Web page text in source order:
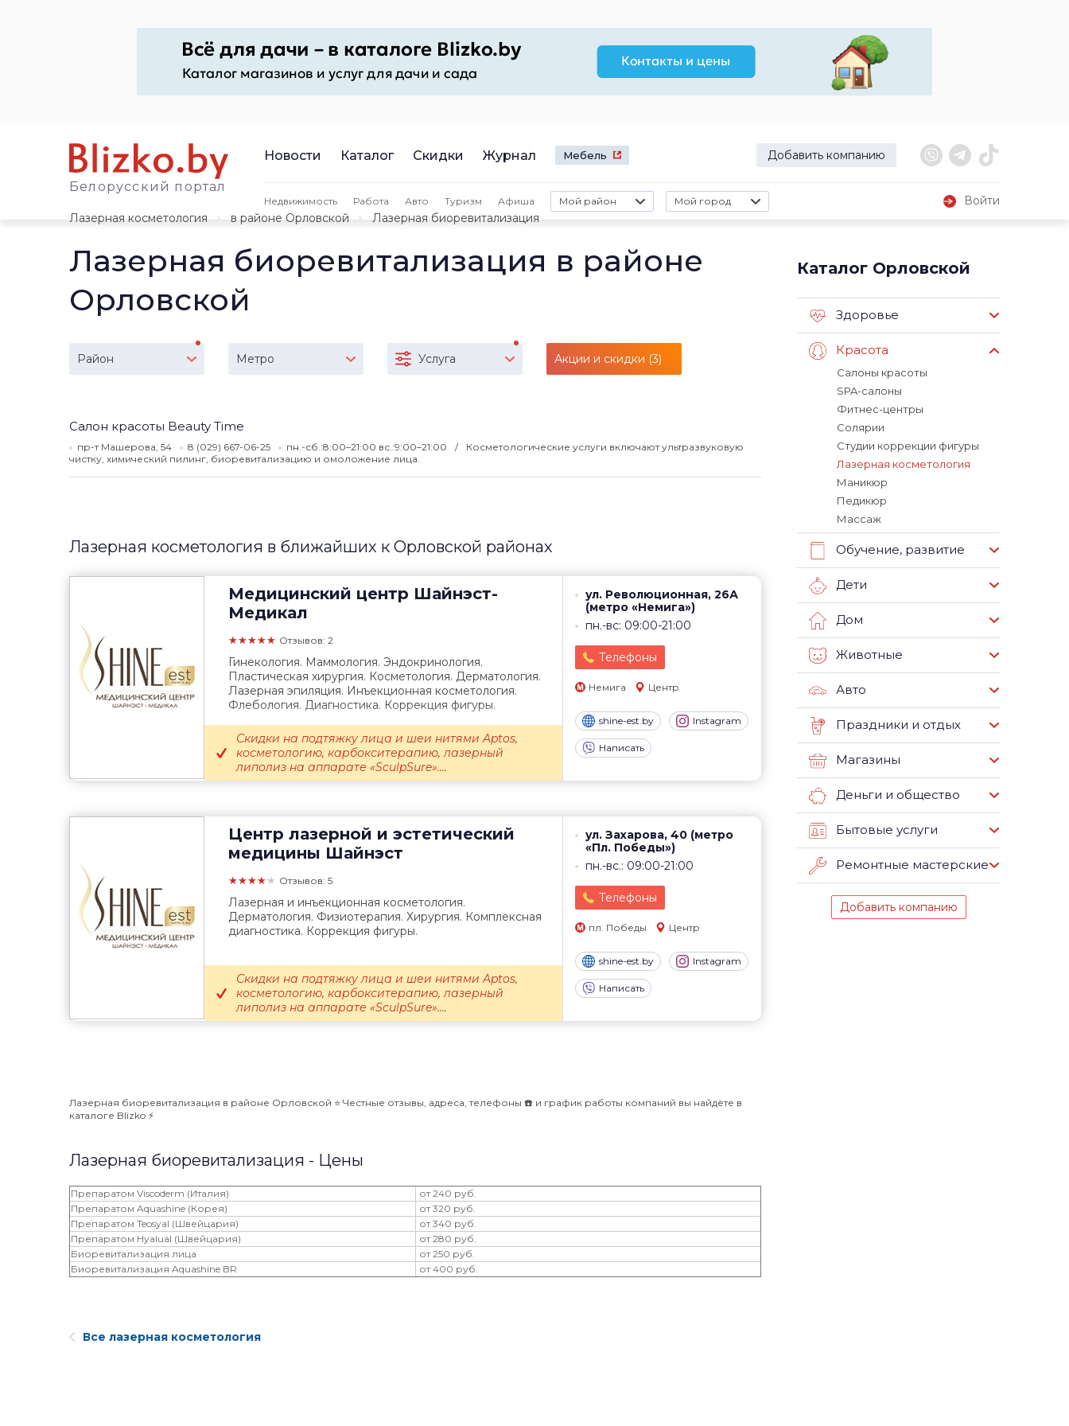
Белорусский портал
Новости Каталог Скидки Журнал Мебель Добавить компанию
Недвижимость Работа Авто Туризм Афиша Мой район Мой город
Войти
Лазерная косметология
в районе Орловской Лазерная биоревитализация
Лазерная биоревитализация в районе
Орловской
Район Метро Услуга Акции и скидки (3)
Салон красоты Beauty Time
пр-т Машерова, 54 8 (029) 667-06-25 пн.-сб.:8:00–21:00 вс.:9:00–21:00
Косметологические услуги включают ультразвуковую
чистку, химический пилинг, биоревитализацию и омоложение лица.
Лазерная косметология в ближайших к Орловской районах
Медицинский центр Шайнэст-
Медикал
★★★★★ Отзывов: 2
ул. Революционная, 26А
(метро «Немига»)
пн.-вс: 09:00-21:00
Телефоны
Немига Центр
shine-est.by Instagram
Написать
Гинекология. Маммология. Эндокринология.
Пластическая хирургия. Косметология. Дерматология.
Лазерная эпиляция. Инъекционная косметология.
Флебология. Диагностика. Коррекция фигуры.
Скидки на подтяжку лица и шеи нитями Aptos,
косметологию, карбокситерапию, лазерный
липолиз на аппарате «SculpSure»....
Центр лазерной и эстетический
медицины Шайнэст
★★★★★ Отзывов: 5
ул. Захарова, 40 (метро
«Пл. Победы»)
пн.-вс.: 09:00-21:00
Телефоны
пл. Победы Центр
shine-est.by Instagram
Написать
Лазерная и инъекционная косметология.
Дерматология. Физиотерапия. Хирургия. Комплексная
диагностика. Коррекция фигуры.
Скидки на подтяжку лица и шеи нитями Aptos,
косметологию, карбокситерапию, лазерный
липолиз на аппарате «SculpSure»....
Лазерная биоревитализация в районе Орловской ⭐️ Честные отзывы, адреса, телефоны ☎️ и график работы компаний вы найдёте в
каталоге Blizko ⚡️
Лазерная биоревитализация - Цены
Препаратом Viscoderm (Италия)
от 240 руб.
Препаратом Aquashine (Корея)
от 320 руб.
Препаратом Teosyal (Швейцария)
от 340 руб.
Препаратом Hyalual (Швейцария)
от 280 руб.
Биоревитализация лица
от 250 руб.
Биоревитализация Aquashine BR
от 400 руб.
Каталог Орловской
Здоровье
Красота
Салоны красоты
SPA-салоны
Фитнес-центры
Солярии
Студии коррекции фигуры
Лазерная косметология
Маникюр
Педикюр
Массаж
Обучение, развитие
Дети
Дом
Животные
Авто
Праздники и отдых
Магазины
Деньги и общество
Бытовые услуги
Ремонтные мастерские
Добавить компанию
Все лазерная косметология